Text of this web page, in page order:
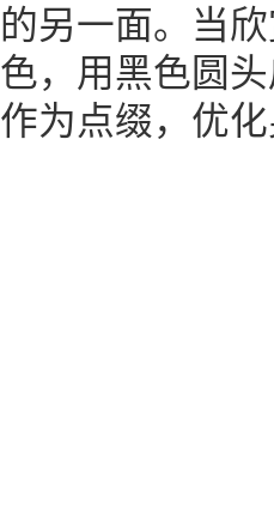
的另一面。当
色，用黑色圆
作为点缀，优化